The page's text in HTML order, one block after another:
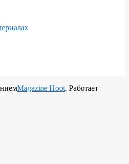
Magazine Hoot. Работает